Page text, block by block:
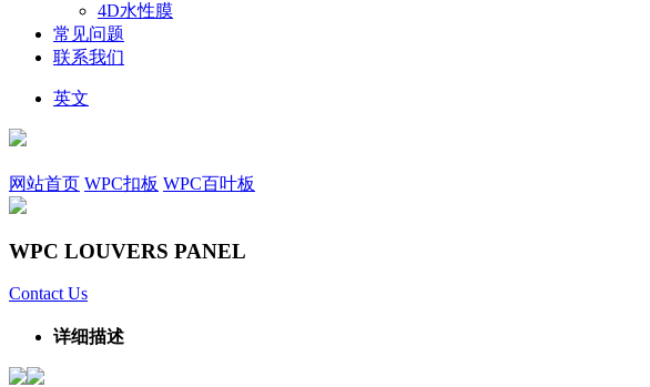
4D水性膜
常见问题
联系我们
英文
网站首页 WPC扣板 WPC百叶板
WPC LOUVERS PANEL
Contact Us
详细描述